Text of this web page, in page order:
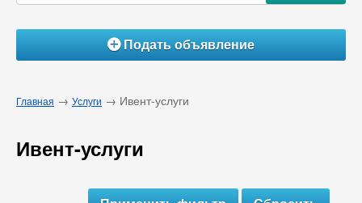
ÁПодать объявление
Главная → Услуги → Ивент-услуги
Ивент-услуги